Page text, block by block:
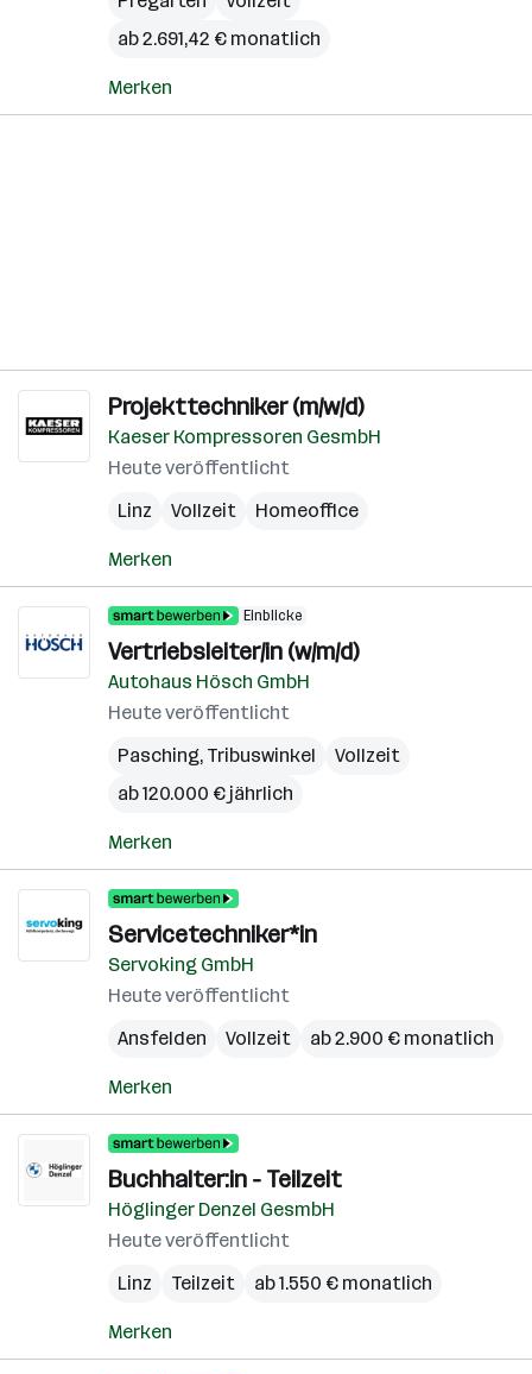
ab 2.691,42 € monatlich
Merken
Projekttechniker (m/w/d)
Kaeser Kompressoren GesmbH
Heute veröffentlicht
Linz
Vollzeit Homeoffice
Merken
Einblicke
Vertriebsleiter/in (w/m/d)
Autohaus Hösch GmbH
Heute veröffentlicht
Pasching, Tribuswinkel
Vollzeit
ab 120.000 € jährlich
Merken
Servicetechniker*in
Servoking GmbH
Heute veröffentlicht
Ansfelden
Vollzeit ab 2.900 € monatlich
Merken
Buchhalter:in - Teilzeit
Höglinger Denzel GesmbH
Heute veröffentlicht
Linz
Teilzeit ab 1.550 € monatlich
Merken